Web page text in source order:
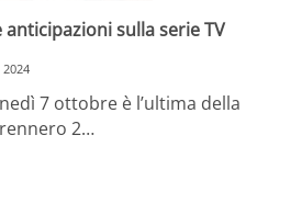
anticipazioni sulla serie TV
7 ottobre è l’ultima della
2…